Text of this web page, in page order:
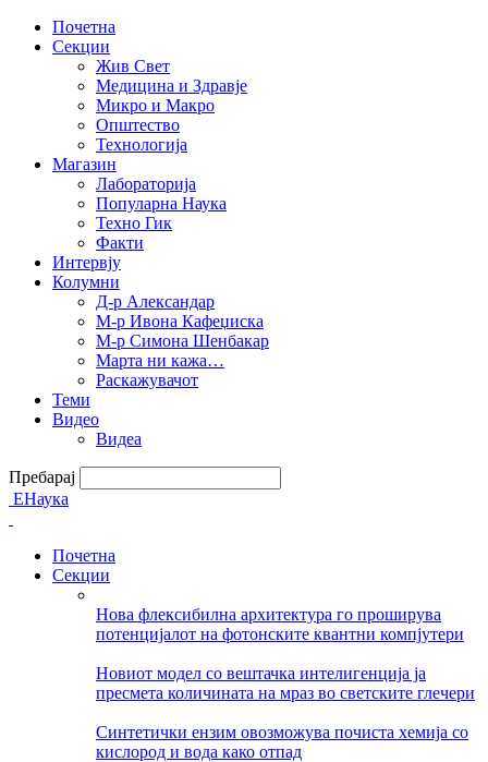
Почетна
Секции
Жив Свет
Медицина и Здравје
Микро и Макро
Општество
Технологија
Магазин
Лабораторија
Популарна Наука
Техно Гик
Факти
Интервју
Колумни
Д-р Александар
М-р Ивона Кафеџиска
М-р Симона Шенбакар
Марта ни кажа…
Раскажувачот
Теми
Видео
Видеа
Пребарај
ЕНаука
Почетна
Секции
Нова флексибилна архитектура го проширува
потенцијалот на фотонските квантни компјутери
Новиот модел со вештачка интелигенција ја
пресмета количината на мраз во светските глечери
Синтетички ензим овозможува почиста хемија со
кислород и вода како отпад